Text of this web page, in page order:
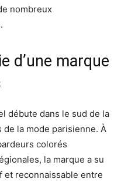
nombreux
d’une marque
débute dans le sud de la
la mode parisienne. À
colorés
la marque a su
reconnaissable entre